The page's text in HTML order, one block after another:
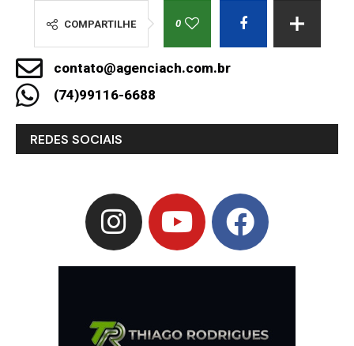
COMPARTILHE 0
contato@agenciach.com.br
(74)99116-6688
REDES SOCIAIS